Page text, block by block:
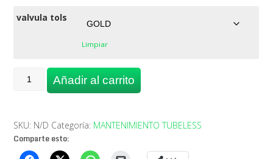
valvula tols
Limpiar
VALVULAS
TUBELESS
VALVES
KIT
44MM
Añadir al carrito
SKU: N/D Categoría: MANTENIMIENTO TUBELESS
Comparte esto: